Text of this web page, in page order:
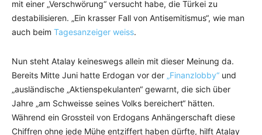
mit einer „Verschwörung“ versucht habe, die Türkei zu
destabilisieren. „Ein krasser Fall von Antisemitismus“, wie man
auch beim Tagesanzeiger weiss.
Nun steht Atalay keineswegs allein mit dieser Meinung da.
Bereits Mitte Juni hatte Erdogan vor der „Finanzlobby“ und
„ausländische „Aktienspekulanten“ gewarnt, die sich über
Jahre „am Schweisse seines Volks bereichert“ hätten.
Während ein Grossteil von Erdogans Anhängerschaft diese
Chiffren ohne jede Mühe entziffert haben dürfte, hilft Atalay